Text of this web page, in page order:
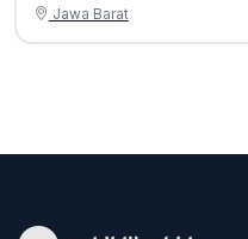
Jawa Barat